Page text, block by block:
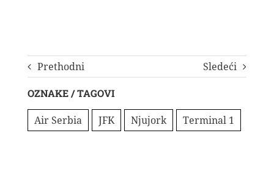
Prethodni Sledeći
OZNAKE / TAGOVI
Air Serbia JFK Njujork Terminal 1